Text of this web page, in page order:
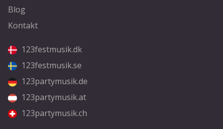
Blog
Kontakt
123festmusik.dk
123festmusik.se
123partymusik.de
123partymusik.at
123partymusik.ch